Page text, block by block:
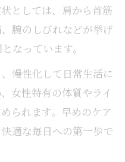
としては、肩から首筋
腕のしびれなどが挙げ
なっています。
慢性化して日常生活に
女性特有の体質やライ
られます。早めのケア
適な毎日への第一歩で